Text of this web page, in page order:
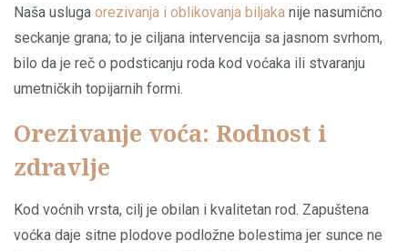
Naša usluga orezivanja i oblikovanja biljaka nije nasumično
seckanje grana; to je ciljana intervencija sa jasnom svrhom,
bilo da je reč o podsticanju roda kod voćaka ili stvaranju
umetničkih topijarnih formi.
Orezivanje voća: Rodnost i
zdravlje
Kod voćnih vrsta, cilj je obilan i kvalitetan rod. Zapuštena
voćka daje sitne plodove podložne bolestima jer sunce ne